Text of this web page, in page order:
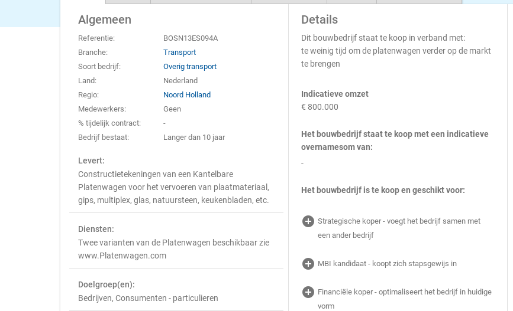
Algemeen
Referentie:
BOSN13ES094A
Branche:
Transport
Soort bedrijf:
Overig transport
Land:
Nederland
Regio:
Noord Holland
Medewerkers:
Geen
% tijdelijk contract:
-
Bedrijf bestaat:
Langer dan 10 jaar
Levert:
Constructietekeningen van een Kantelbare
Platenwagen voor het vervoeren van plaatmateriaal,
gips, multiplex, glas, natuursteen, keukenbladen, etc.
Diensten:
Twee varianten van de Platenwagen beschikbaar zie
www.Platenwagen.com
Doelgroep(en):
Bedrijven, Consumenten - particulieren
Details
Dit bouwbedrijf staat te koop in verband met:
te weinig tijd om de platenwagen verder op de markt
te brengen
Indicatieve omzet
€ 800.000
Het bouwbedrijf staat te koop met een indicatieve
overnamesom van:
-
Het bouwbedrijf is te koop en geschikt voor:
add_circle Strategische koper - voegt het bedrijf samen met
een ander bedrijf
add_circle MBI kandidaat - koopt zich stapsgewijs in
add_circle Financiële koper - optimaliseert het bedrijf in huidige
vorm